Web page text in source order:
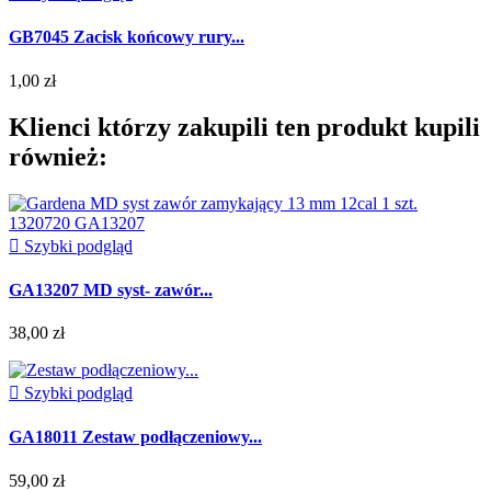
GB7045 Zacisk końcowy rury...
1,00 zł
Klienci którzy zakupili ten produkt kupili
również:
 Szybki podgląd
GA13207 MD syst- zawór...
38,00 zł
 Szybki podgląd
GA18011 Zestaw podłączeniowy...
59,00 zł